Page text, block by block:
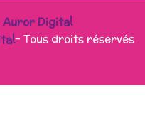
Auror Digital
- Tous droits réservés